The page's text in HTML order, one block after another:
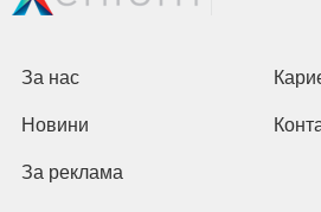
За нас
Новини
За реклама